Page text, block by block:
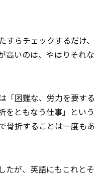
らチェックするだけ、
高いのは、やはりそれな
「困難な、労力を要する
をともなう仕事」という
骨折することは一度もあ
たが、英語にもこれとそ